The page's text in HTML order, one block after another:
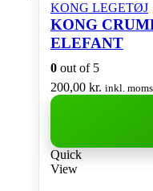
KONG LEGETØJ
KONG
ELEFANT
0 out of 5
200,00 kr. inkl. moms
Quick
View